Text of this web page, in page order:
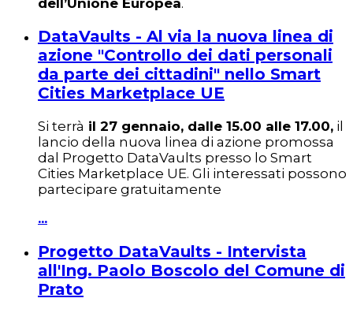
DataVaults - Al via la nuova linea di
azione "Controllo dei dati personali
da parte dei cittadini" nello Smart
Cities Marketplace UE
Si terrà il 27 gennaio, dalle 15.00 alle 17.00, il
lancio della nuova linea di azione promossa
dal Progetto DataVaults presso lo Smart
Cities Marketplace UE. Gli interessati possono
partecipare gratuitamente
...
Progetto DataVaults - Intervista
all'Ing. Paolo Boscolo del Comune di
Prato